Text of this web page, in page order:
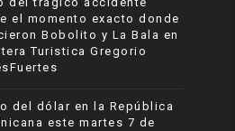
el momento exacto donde
Bobolito y La Bala en
Turistica Gregorio
del dólar en la República
este martes 7 de